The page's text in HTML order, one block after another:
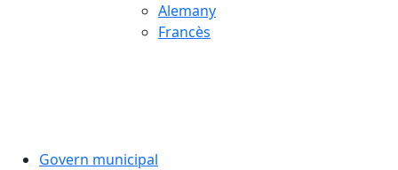
Alemany
Francès
Govern municipal